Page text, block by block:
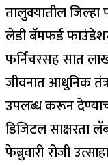
तालुक्यातील जिल्हा
लेडी बॅमफर्ड
फर्निचरसह सात
जीवनात आधुनिक
उपलब्ध करून
डिजिटल साक्षरता
फेब्रुवारी रोजी